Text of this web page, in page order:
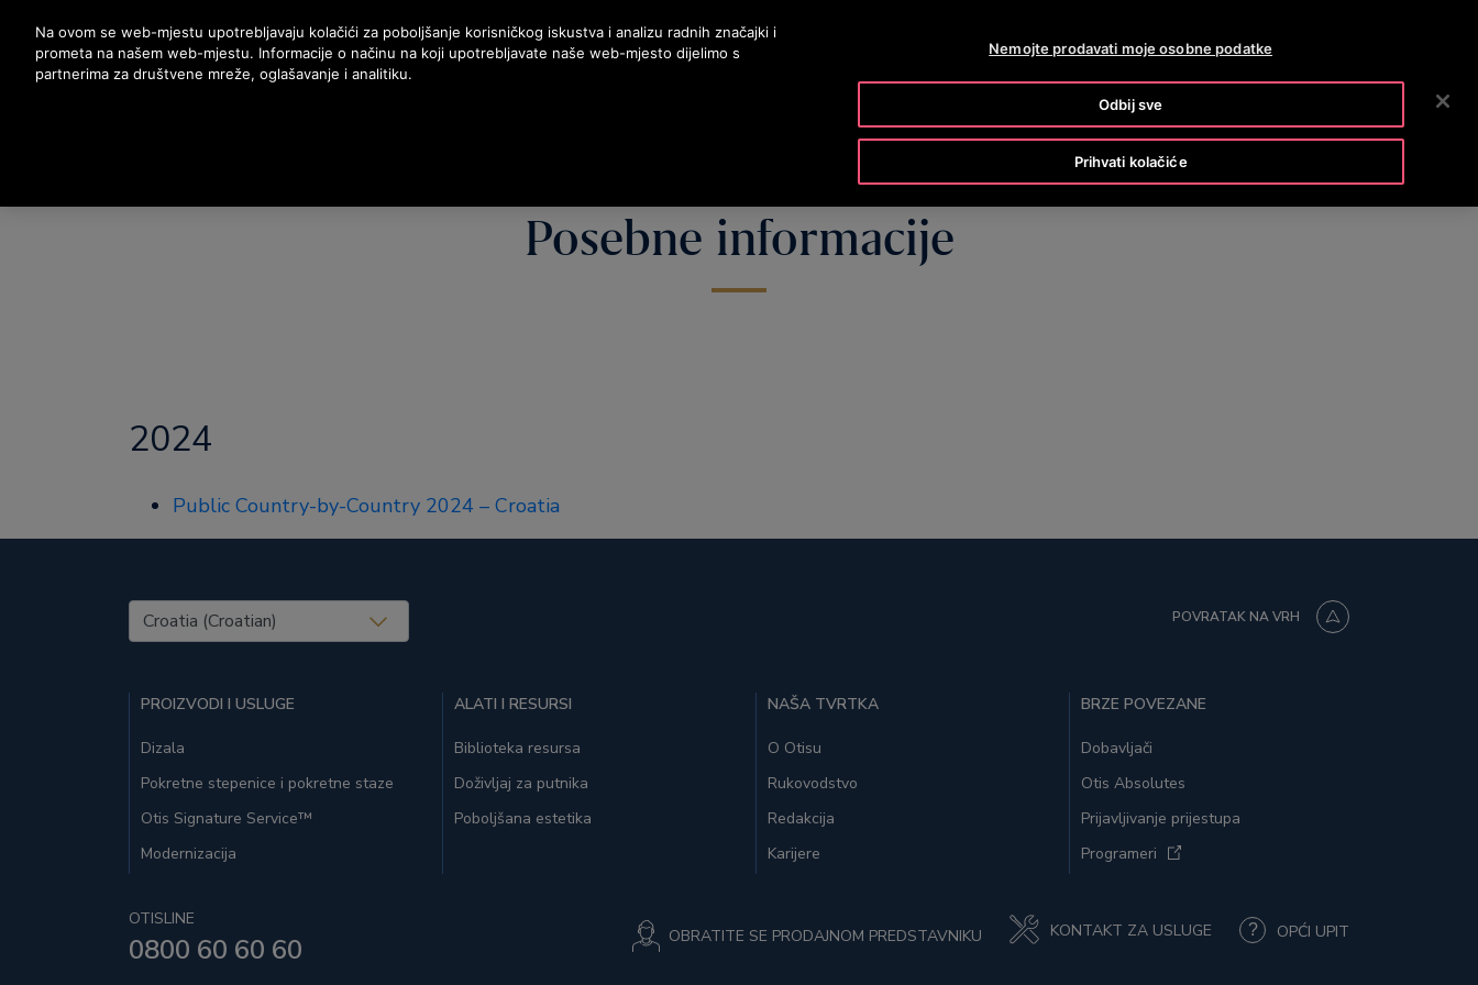
Nyomja le az Enter billentyűt a fő tartalomra ugráshoz
OTISLINE 0800 60 60 60 NOVOSTI
PRETRAŽI
Posebne informacije
2024
Public Country-by-Country 2024 – Croatia
United States (EN) POVRATAK NA VRH
PROIZVODI I USLUGE
Dizala
Pokretne stepenice i pokretne staze
Otis Signature Service™
Modernizacija
ALATI I RESURSI
Biblioteka resursa
Doživljaj za putnika
Poboljšana estetika
NAŠA TVRTKA
O Otisu
Rukovodstvo
Redakcija
Karijere
BRZE POVEZANE
Dobavljači
Otis Absolutes
Prijavljivanje prijestupa
Programeri
OTISLINE
0800 60 60 60 OBRATITE SE PRODAJNOM PREDSTAVNIKU KONTAKT ZA USLUGE OPĆI UPIT
Na ovom se web-mjestu upotrebljavaju kolačići za poboljšanje korisničkog iskustva i analizu radnih značajki i
prometa na našem web-mjestu. Informacije o načinu na koji upotrebljavate naše web-mjesto dijelimo s
partnerima za društvene mreže, oglašavanje i analitiku.
Nemojte prodavati moje osobne podatke
Odbij sve
Prihvati kolačiće